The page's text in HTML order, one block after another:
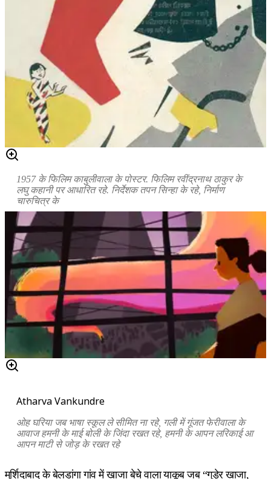
1957 के फिलिम काबुलीवाला के पोस्टर. फिलिम रवींद्रनाथ ठाकुर के
लघु कहानी पर आधारित रहे. निर्देशक तपन सिन्हा के रहे, निर्माण
चारुचित्र के
Atharva Vankundre
ओह घरिया जब भाषा स्कूल ले सीमित ना रहे, गली में गूंजत फेरीवाला के
आवाज हमनी के माई बोली के जिंदा रखत रहे, हमनी के आपन लरिकाई आ
आपन माटी से जोड़ के रखत रहे
मुर्शिदाबाद के बेलडांगा गांव में खाजा बेचे वाला याकूब जब “गुड़ेर खाजा,